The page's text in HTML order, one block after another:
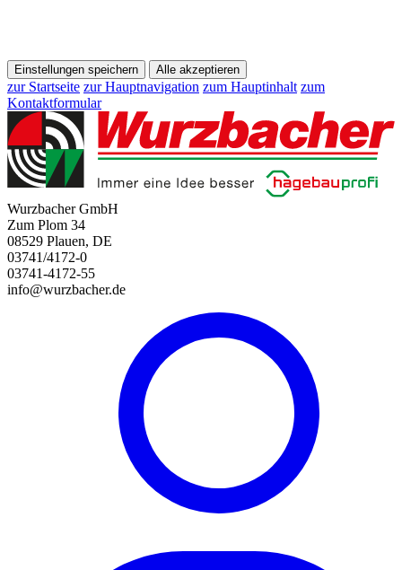
Einstellungen speichern Alle akzeptieren
zur Startseite zur Hauptnavigation zum Hauptinhalt zum
Kontaktformular
Wurzbacher GmbH
Zum Plom 34
08529 Plauen, DE
03741/4172-0
03741-4172-55
info@wurzbacher.de